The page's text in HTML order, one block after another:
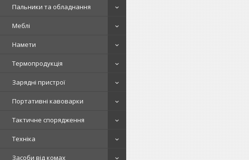
Пальники та обладнання
Меблі
Намети
Термопродукція
Зарядні пристрої
Портативні кавоварки
Тактичне спорядження
Техніка
Засоби від комах